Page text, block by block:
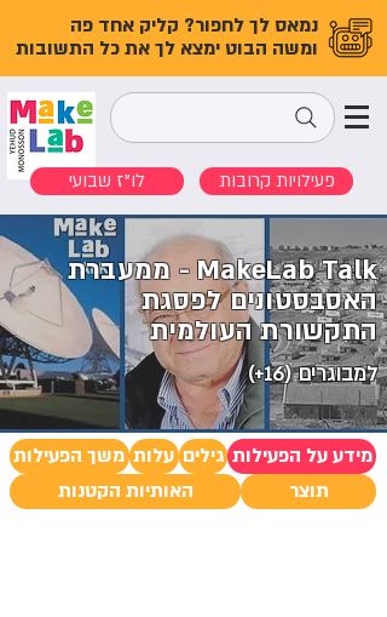
נמאס לך לחפור? קליק אחד פה
ומשה הבוט ימצא לך את כל התשובות
לו"ז שבועי פעילויות קרובות
MakeLab Talk - ממעברת
האסבסטונים לפסגת
התקשורת העולמית
למבוגרים (16+)
מידע על הפעילות גילים עלות משך הפעילות
תוצר
האותיות הקטנות